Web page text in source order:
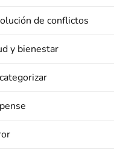
de conflictos
y bienestar